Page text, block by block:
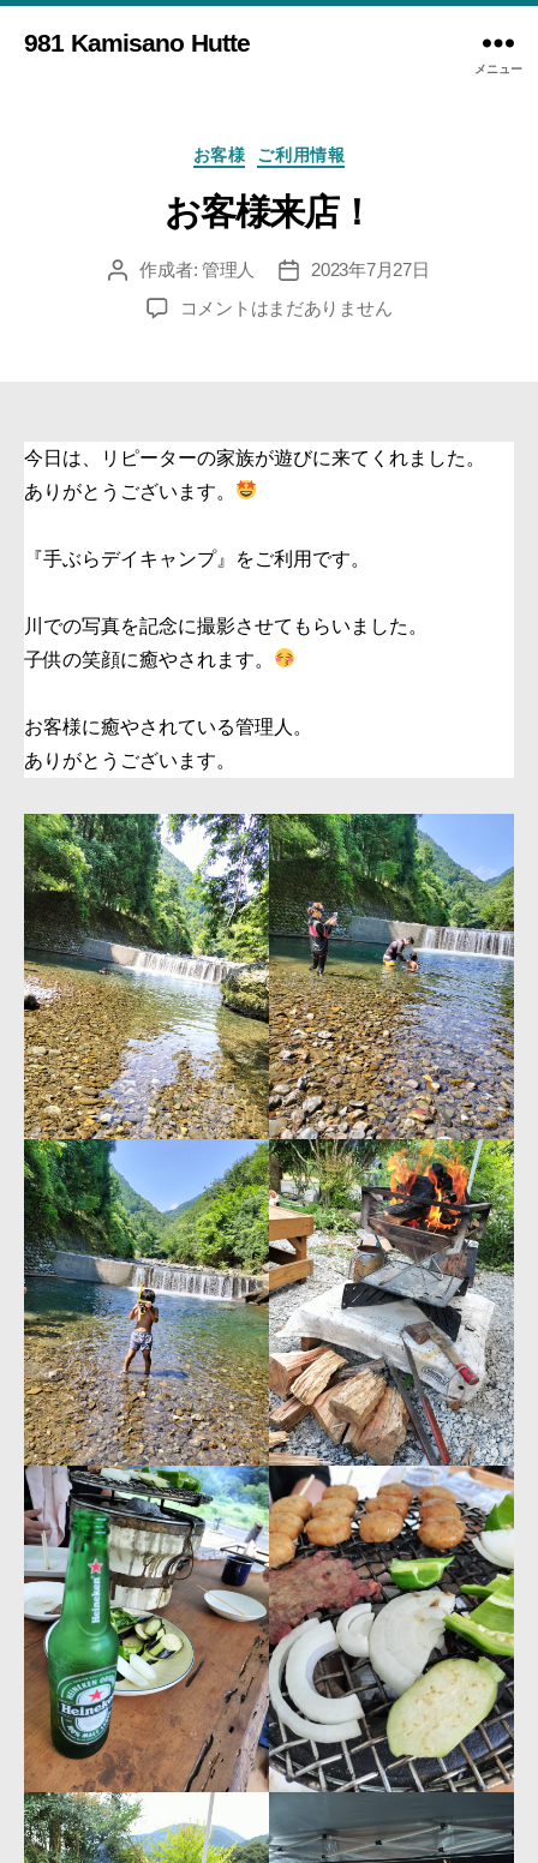
981 Kamisano Hutte
メニュー
カ
テ
ゴ
リ
お客様 ご利用情報
お客様来店！
投
作成者: 管理人
投
稿
日
2023年7月27日
お
の
コメントはまだありません
今日は、リピーターの家族が遊びに来てくれました。
ありがとうございます。
『手ぶらデイキャンプ』をご利用です。
川での写真を記念に撮影させてもらいました。
子供の笑顔に癒やされます。
お客様に癒やされている管理人。
ありがとうございます。